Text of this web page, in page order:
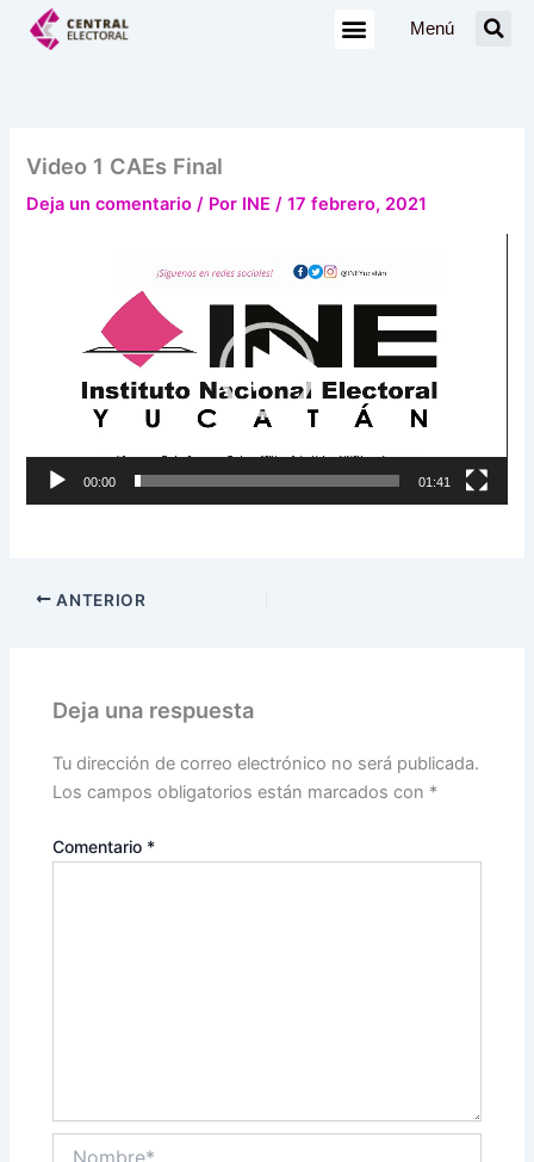
Menú
Video 1 CAEs Final
Deja un comentario / Por INE/17 febrero, 2021
00:00 01:41
ANTERIOR
Deja una respuesta
Tu dirección de correo electrónico no será publicada.
Los campos obligatorios están marcados con *
Comentario *